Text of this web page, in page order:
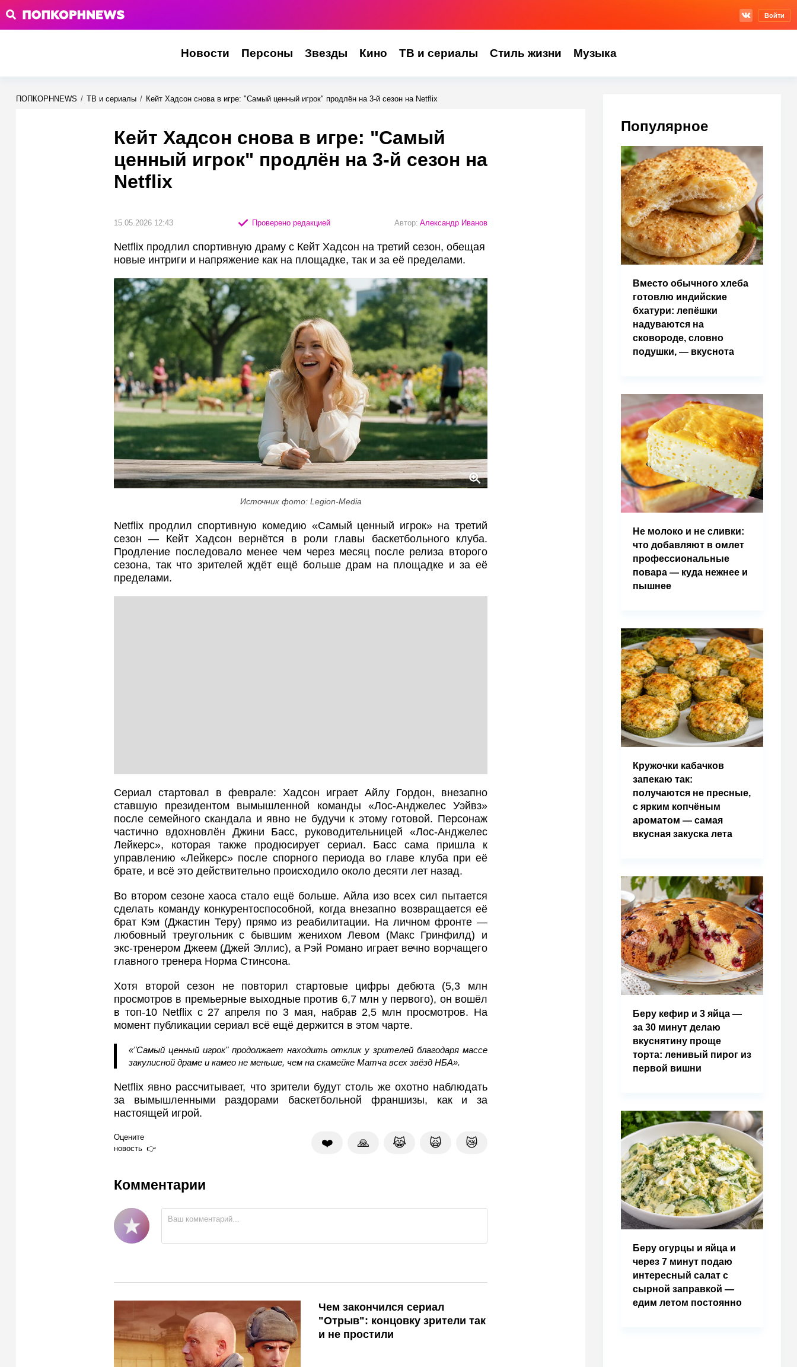
Войти
Новости Персоны Звезды Кино ТВ и сериалы Стиль жизни Музыка
ПОПКОРНNEWS / ТВ и сериалы / Кейт Хадсон снова в игре: "Самый ценный игрок" продлён на 3-й сезон на Netflix
Кейт Хадсон снова в игре: "Самый
ценный игрок" продлён на 3-й сезон на
Netflix
15.05.2026 12:43 Проверено редакцией Автор: Александр Иванов
Netflix продлил спортивную драму с Кейт Хадсон на третий сезон, обещая
новые интриги и напряжение как на площадке, так и за её пределами.
Источник фото: Legion-Media
Netflix продлил спортивную комедию «Самый ценный игрок» на третий
сезон — Кейт Хадсон вернётся в роли главы баскетбольного клуба.
Продление последовало менее чем через месяц после релиза второго
сезона, так что зрителей ждёт ещё больше драм на площадке и за её
пределами.
Сериал стартовал в феврале: Хадсон играет Айлу Гордон, внезапно
ставшую президентом вымышленной команды «Лос‑Анджелес Уэйвз»
после семейного скандала и явно не будучи к этому готовой. Персонаж
частично вдохновлён Джини Басс, руководительницей «Лос‑Анджелес
Лейкерс», которая также продюсирует сериал. Басс сама пришла к
управлению «Лейкерс» после спорного периода во главе клуба при её
брате, и всё это действительно происходило около десяти лет назад.
Во втором сезоне хаоса стало ещё больше. Айла изо всех сил пытается
сделать команду конкурентоспособной, когда внезапно возвращается её
брат Кэм (Джастин Теру) прямо из реабилитации. На личном фронте —
любовный треугольник с бывшим женихом Левом (Макс Гринфилд) и
экс‑тренером Джеем (Джей Эллис), а Рэй Романо играет вечно ворчащего
главного тренера Норма Стинсона.
Хотя второй сезон не повторил стартовые цифры дебюта (5,3 млн
просмотров в премьерные выходные против 6,7 млн у первого), он вошёл
в топ‑10 Netflix с 27 апреля по 3 мая, набрав 2,5 млн просмотров. На
момент публикации сериал всё ещё держится в этом чарте.
«"Самый ценный игрок" продолжает находить отклик у зрителей благодаря массе
закулисной драме и камео не меньше, чем на скамейке Матча всех звёзд НБА».
Netflix явно рассчитывает, что зрители будут столь же охотно наблюдать
за вымышленными раздорами баскетбольной франшизы, как и за
настоящей игрой.
Оцените
новость
❤️ 🙏 😹 🙀 😿
Комментарии
Чем закончился сериал
"Отрыв": концовку зрители так
и не простили
Популярное
Вместо обычного хлеба
готовлю индийские
бхатури: лепёшки
надуваются на
сковороде, словно
подушки, — вкуснота
Не молоко и не сливки:
что добавляют в омлет
профессиональные
повара — куда нежнее и
пышнее
Кружочки кабачков
запекаю так:
получаются не пресные,
с ярким копчёным
ароматом — самая
вкусная закуска лета
Беру кефир и 3 яйца —
за 30 минут делаю
вкуснятину проще
торта: ленивый пирог из
первой вишни
Беру огурцы и яйца и
через 7 минут подаю
интересный салат с
сырной заправкой —
едим летом постоянно